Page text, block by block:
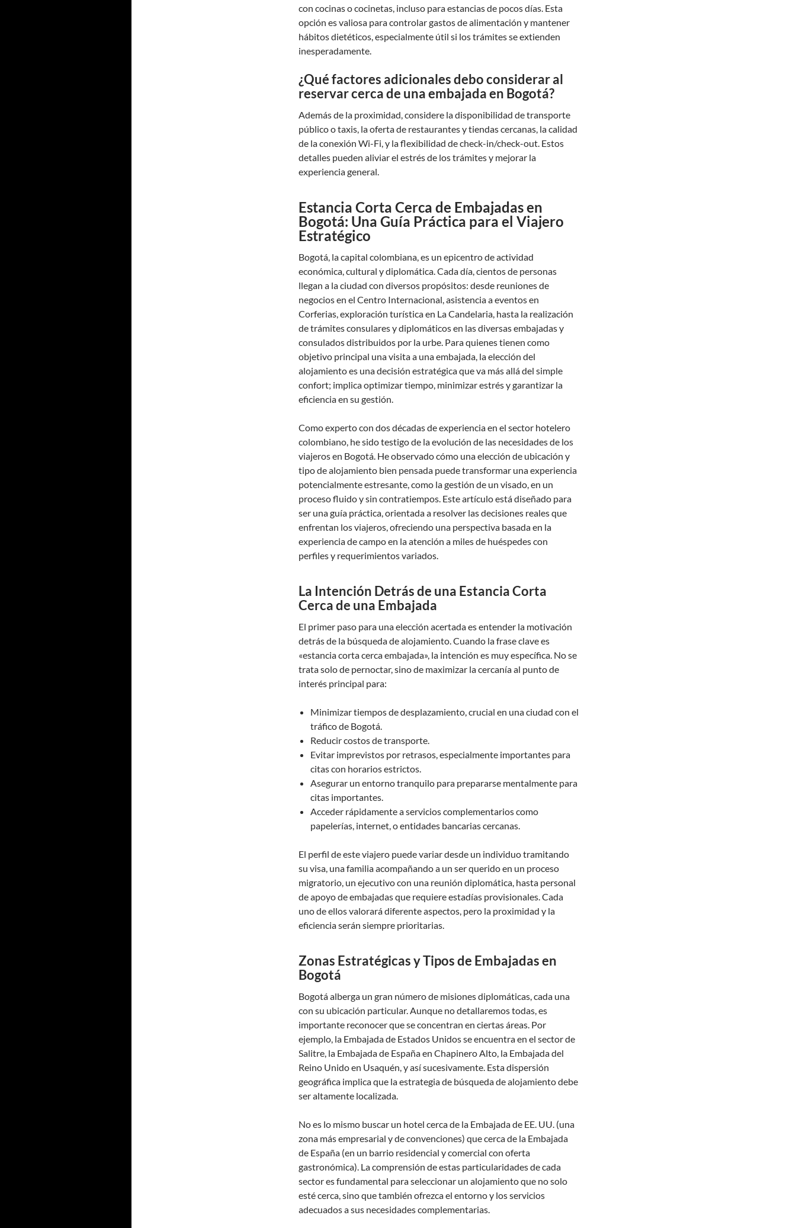
con cocinas o cocinetas, incluso para estancias de pocos días. Esta
opción es valiosa para controlar gastos de alimentación y mantener
hábitos dietéticos, especialmente útil si los trámites se extienden
inesperadamente.
¿Qué factores adicionales debo considerar al
reservar cerca de una embajada en Bogotá?
Además de la proximidad, considere la disponibilidad de transporte
público o taxis, la oferta de restaurantes y tiendas cercanas, la calidad
de la conexión Wi-Fi, y la flexibilidad de check-in/check-out. Estos
detalles pueden aliviar el estrés de los trámites y mejorar la
experiencia general.
Estancia Corta Cerca de Embajadas en
Bogotá: Una Guía Práctica para el Viajero
Estratégico
Bogotá, la capital colombiana, es un epicentro de actividad
económica, cultural y diplomática. Cada día, cientos de personas
llegan a la ciudad con diversos propósitos: desde reuniones de
negocios en el Centro Internacional, asistencia a eventos en
Corferias, exploración turística en La Candelaria, hasta la realización
de trámites consulares y diplomáticos en las diversas embajadas y
consulados distribuidos por la urbe. Para quienes tienen como
objetivo principal una visita a una embajada, la elección del
alojamiento es una decisión estratégica que va más allá del simple
confort; implica optimizar tiempo, minimizar estrés y garantizar la
eficiencia en su gestión.
Como experto con dos décadas de experiencia en el sector hotelero
colombiano, he sido testigo de la evolución de las necesidades de los
viajeros en Bogotá. He observado cómo una elección de ubicación y
tipo de alojamiento bien pensada puede transformar una experiencia
potencialmente estresante, como la gestión de un visado, en un
proceso fluido y sin contratiempos. Este artículo está diseñado para
ser una guía práctica, orientada a resolver las decisiones reales que
enfrentan los viajeros, ofreciendo una perspectiva basada en la
experiencia de campo en la atención a miles de huéspedes con
perfiles y requerimientos variados.
La Intención Detrás de una Estancia Corta
Cerca de una Embajada
El primer paso para una elección acertada es entender la motivación
detrás de la búsqueda de alojamiento. Cuando la frase clave es
«estancia corta cerca embajada», la intención es muy específica. No se
trata solo de pernoctar, sino de maximizar la cercanía al punto de
interés principal para:
Minimizar tiempos de desplazamiento, crucial en una ciudad con el
tráfico de Bogotá.
Reducir costos de transporte.
Evitar imprevistos por retrasos, especialmente importantes para
citas con horarios estrictos.
Asegurar un entorno tranquilo para prepararse mentalmente para
citas importantes.
Acceder rápidamente a servicios complementarios como
papelerías, internet, o entidades bancarias cercanas.
El perfil de este viajero puede variar desde un individuo tramitando
su visa, una familia acompañando a un ser querido en un proceso
migratorio, un ejecutivo con una reunión diplomática, hasta personal
de apoyo de embajadas que requiere estadías provisionales. Cada
uno de ellos valorará diferente aspectos, pero la proximidad y la
eficiencia serán siempre prioritarias.
Zonas Estratégicas y Tipos de Embajadas en
Bogotá
Bogotá alberga un gran número de misiones diplomáticas, cada una
con su ubicación particular. Aunque no detallaremos todas, es
importante reconocer que se concentran en ciertas áreas. Por
ejemplo, la Embajada de Estados Unidos se encuentra en el sector de
Salitre, la Embajada de España en Chapinero Alto, la Embajada del
Reino Unido en Usaquén, y así sucesivamente. Esta dispersión
geográfica implica que la estrategia de búsqueda de alojamiento debe
ser altamente localizada.
No es lo mismo buscar un hotel cerca de la Embajada de EE. UU. (una
zona más empresarial y de convenciones) que cerca de la Embajada
de España (en un barrio residencial y comercial con oferta
gastronómica). La comprensión de estas particularidades de cada
sector es fundamental para seleccionar un alojamiento que no solo
esté cerca, sino que también ofrezca el entorno y los servicios
adecuados a sus necesidades complementarias.